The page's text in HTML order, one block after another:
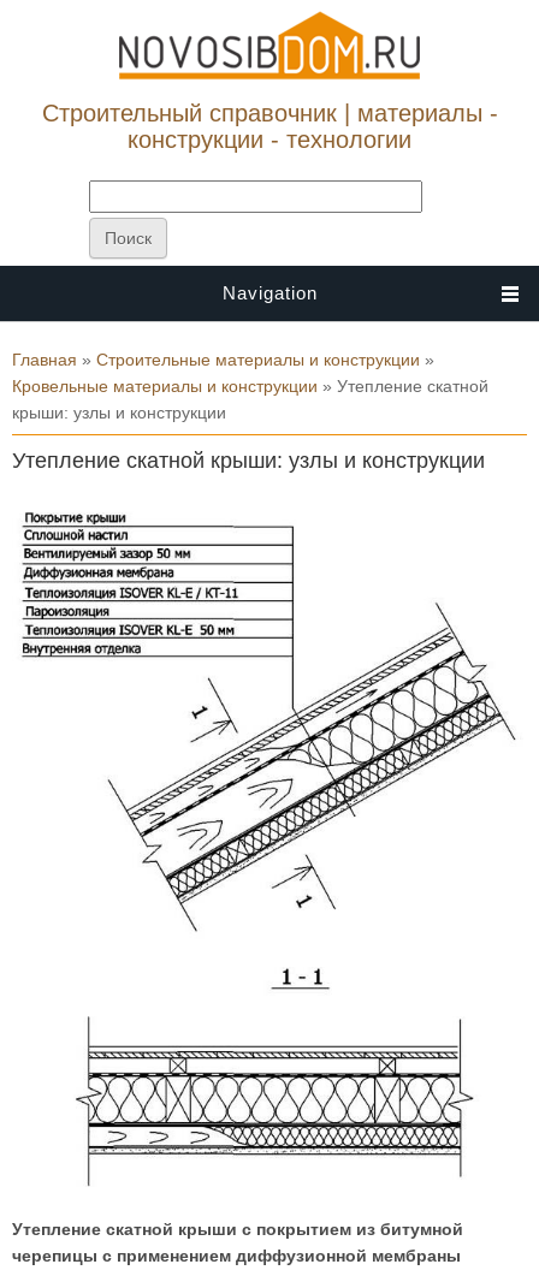
Строительный справочник | материалы -
конструкции - технологии
Navigation
Вы здесь
Главная » Строительные материалы и конструкции »
Кровельные материалы и конструкции » Утепление скатной
крыши: узлы и конструкции
Утепление скатной крыши: узлы и конструкции
Утепление скатной крыши с покрытием из битумной
черепицы с применением диффузионной мембраны